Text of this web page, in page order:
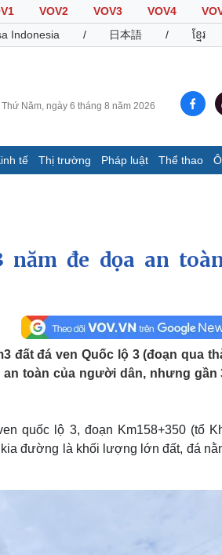
VOV2 VOV3 VOV4
Indonesia / 日本語 / ខ្មែរ
Thứ Năm, ngày 6 tháng 8 năm 2026
tế Thị trường Pháp luật Thể thao
E-
Thể thao
Lịch thi đấu bóng đá
Thế giới thể thao
Ô tô -
Xe
Tư
Văn hóa
Sân khấu - Điện ảnh
Âm nhạc
Giải trí
Sao
năm đe dọa an
đất đá ven Quốc lộ 3 (đoạn qua
toàn của người dân, nhưng
quốc lộ 3, đoạn Km158+350 (tổ
đường là khối lượng lớn đất, đá